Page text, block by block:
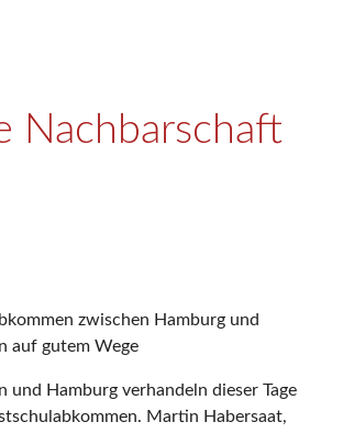
Nachbarschaft
zwischen Hamburg und
auf gutem Wege
und Hamburg verhandeln dieser Tage
Martin Habersaat,